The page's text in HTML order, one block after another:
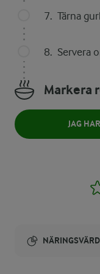
Tärna
Servera
Markera
JAG